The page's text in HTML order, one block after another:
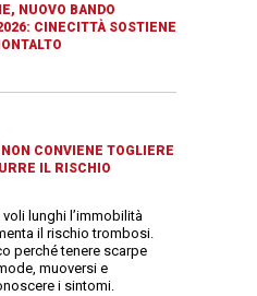
NUOVO BANDO
CINECITTÀ SOSTIENE
CONVIENE TOGLIERE
IL RISCHIO
voli lunghi l’immobilità
il rischio trombosi.
perché tenere scarpe
muoversi e
i sintomi.